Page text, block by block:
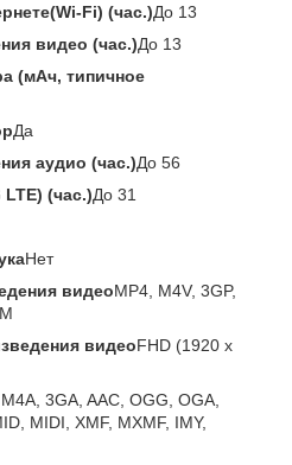
Fi) (час.)До 13
видео (час.)До 13
(мАч, типичное
Да
аудио (час.)До 56
(час.)До 31
Нет
видеоMP4, M4V, 3GP,
видеоFHD (1920 x
3GA, AAC, OGG, OGA,
MIDI, XMF, MXMF, IMY,